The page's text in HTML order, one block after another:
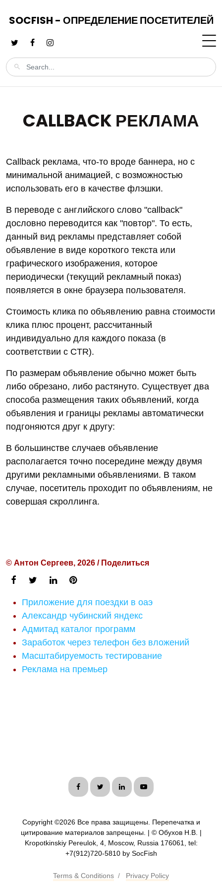
SOCFISH - ОПРЕДЕЛЕНИЕ ПОСЕТИТЕЛЕЙ
CALLBACK РЕКЛАМА
Callback реклама, что-то вроде баннера, но с
минимальной анимацией, с возможностью
использовать его в качестве флэшки.
В переводе с английского слово "callback"
дословно переводится как "повтор". То есть,
данный вид рекламы представляет собой
объявление в виде короткого текста или
графического изображения, которое
периодически (текущий рекламный показ)
появляется в окне браузера пользователя.
Стоимость клика по объявлению равна стоимости
клика плюс процент, рассчитанный
индивидуально для каждого показа (в
соответствии с CTR).
По размерам объявление обычно может быть
либо обрезано, либо растянуто. Существует два
способа размещения таких объявлений, когда
объявления и границы рекламы автоматически
подгоняются друг к другу:
В большинстве случаев объявление
располагается точно посередине между двумя
другими рекламными объявлениями. В таком
случае, посетитель проходит по объявлениям, не
совершая скроллинга.
© Антон Сергеев, 2026 / Поделиться
Приложение для поездки в оаэ
Александр чубинский яндекс
Адмитад каталог программ
Заработок через телефон без вложений
Масштабируемость тестирование
Реклама на премьер
Copyright ©2026 Все права защищены. Перепечатка и
цитирование материалов запрещены. | © Обухов Н.В. |
Kropotkinskiy Pereulok, 4, Moscow, Russia 176061, tel:
+7(912)720-5810 by SocFish
Terms & Conditions / Privacy Policy